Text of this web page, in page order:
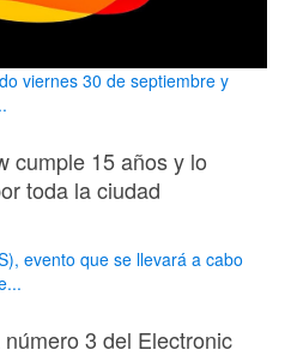
viernes 30 de septiembre y
cumple 15 años y lo
toda la ciudad
evento que se llevará a cabo
3 del Electronic